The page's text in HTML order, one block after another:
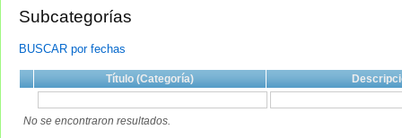
Subcategorías
BUSCAR por fechas
Título (Categoría)
No se encontraron resultados.